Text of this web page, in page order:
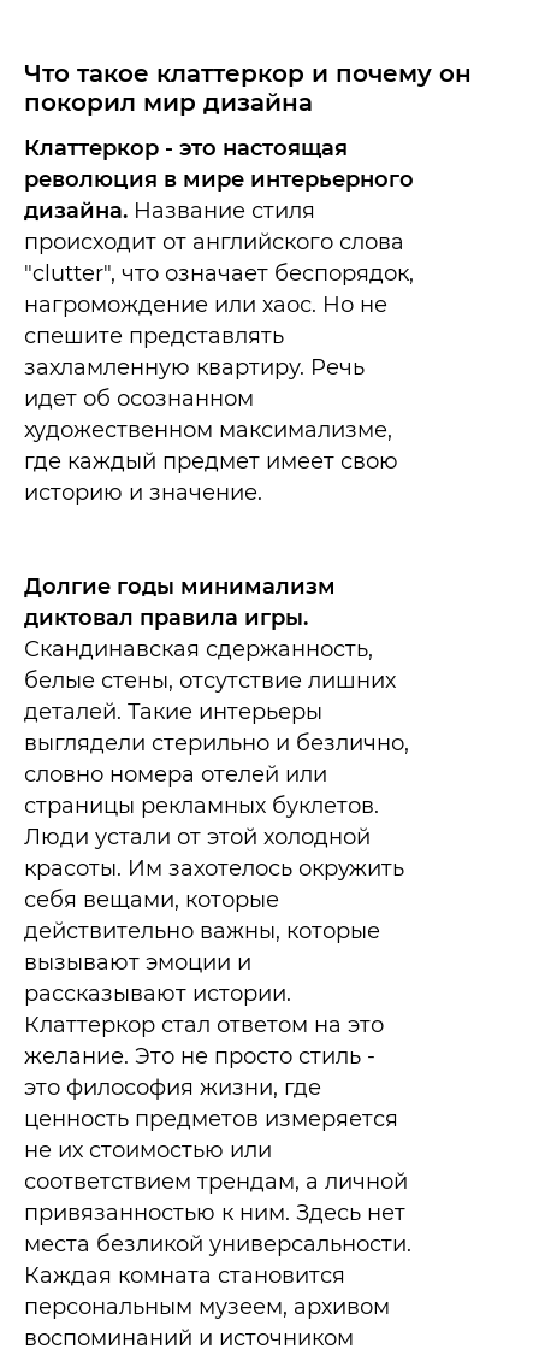
Что такое клаттеркор и почему он
покорил мир дизайна
Клаттеркор - это настоящая
революция в мире интерьерного
дизайна. Название стиля
происходит от английского слова
"clutter", что означает беспорядок,
нагромождение или хаос. Но не
спешите представлять
захламленную квартиру. Речь
идет об осознанном
художественном максимализме,
где каждый предмет имеет свою
историю и значение.
Долгие годы минимализм
диктовал правила игры.
Скандинавская сдержанность,
белые стены, отсутствие лишних
деталей. Такие интерьеры
выглядели стерильно и безлично,
словно номера отелей или
страницы рекламных буклетов.
Люди устали от этой холодной
красоты. Им захотелось окружить
себя вещами, которые
действительно важны, которые
вызывают эмоции и
рассказывают истории.
Клаттеркор стал ответом на это
желание. Это не просто стиль -
это философия жизни, где
ценность предметов измеряется
не их стоимостью или
соответствием трендам, а личной
привязанностью к ним. Здесь нет
места безликой универсальности.
Каждая комната становится
персональным музеем, архивом
воспоминаний и источником